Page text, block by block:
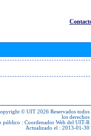
© UIT 2026 Reservados todos
los derechos
público : Coordenador Web del UIT-R
Actualizado el : 2013-01-30